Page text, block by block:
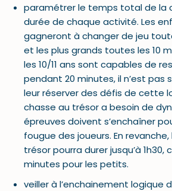
paramétrer le temps total de la
durée de chaque activité. Les
gagneront à changer de jeu
et les plus grands toutes les 10
les 10/11 ans sont capables de
pendant 20 minutes, il n’est pas
leur réserver des défis de cette
chasse au trésor a besoin de
épreuves doivent s’enchaîner
fougue des joueurs. En
trésor pourra durer jusqu’à 1h30,
minutes pour les petits.
veiller à l’enchainement logique